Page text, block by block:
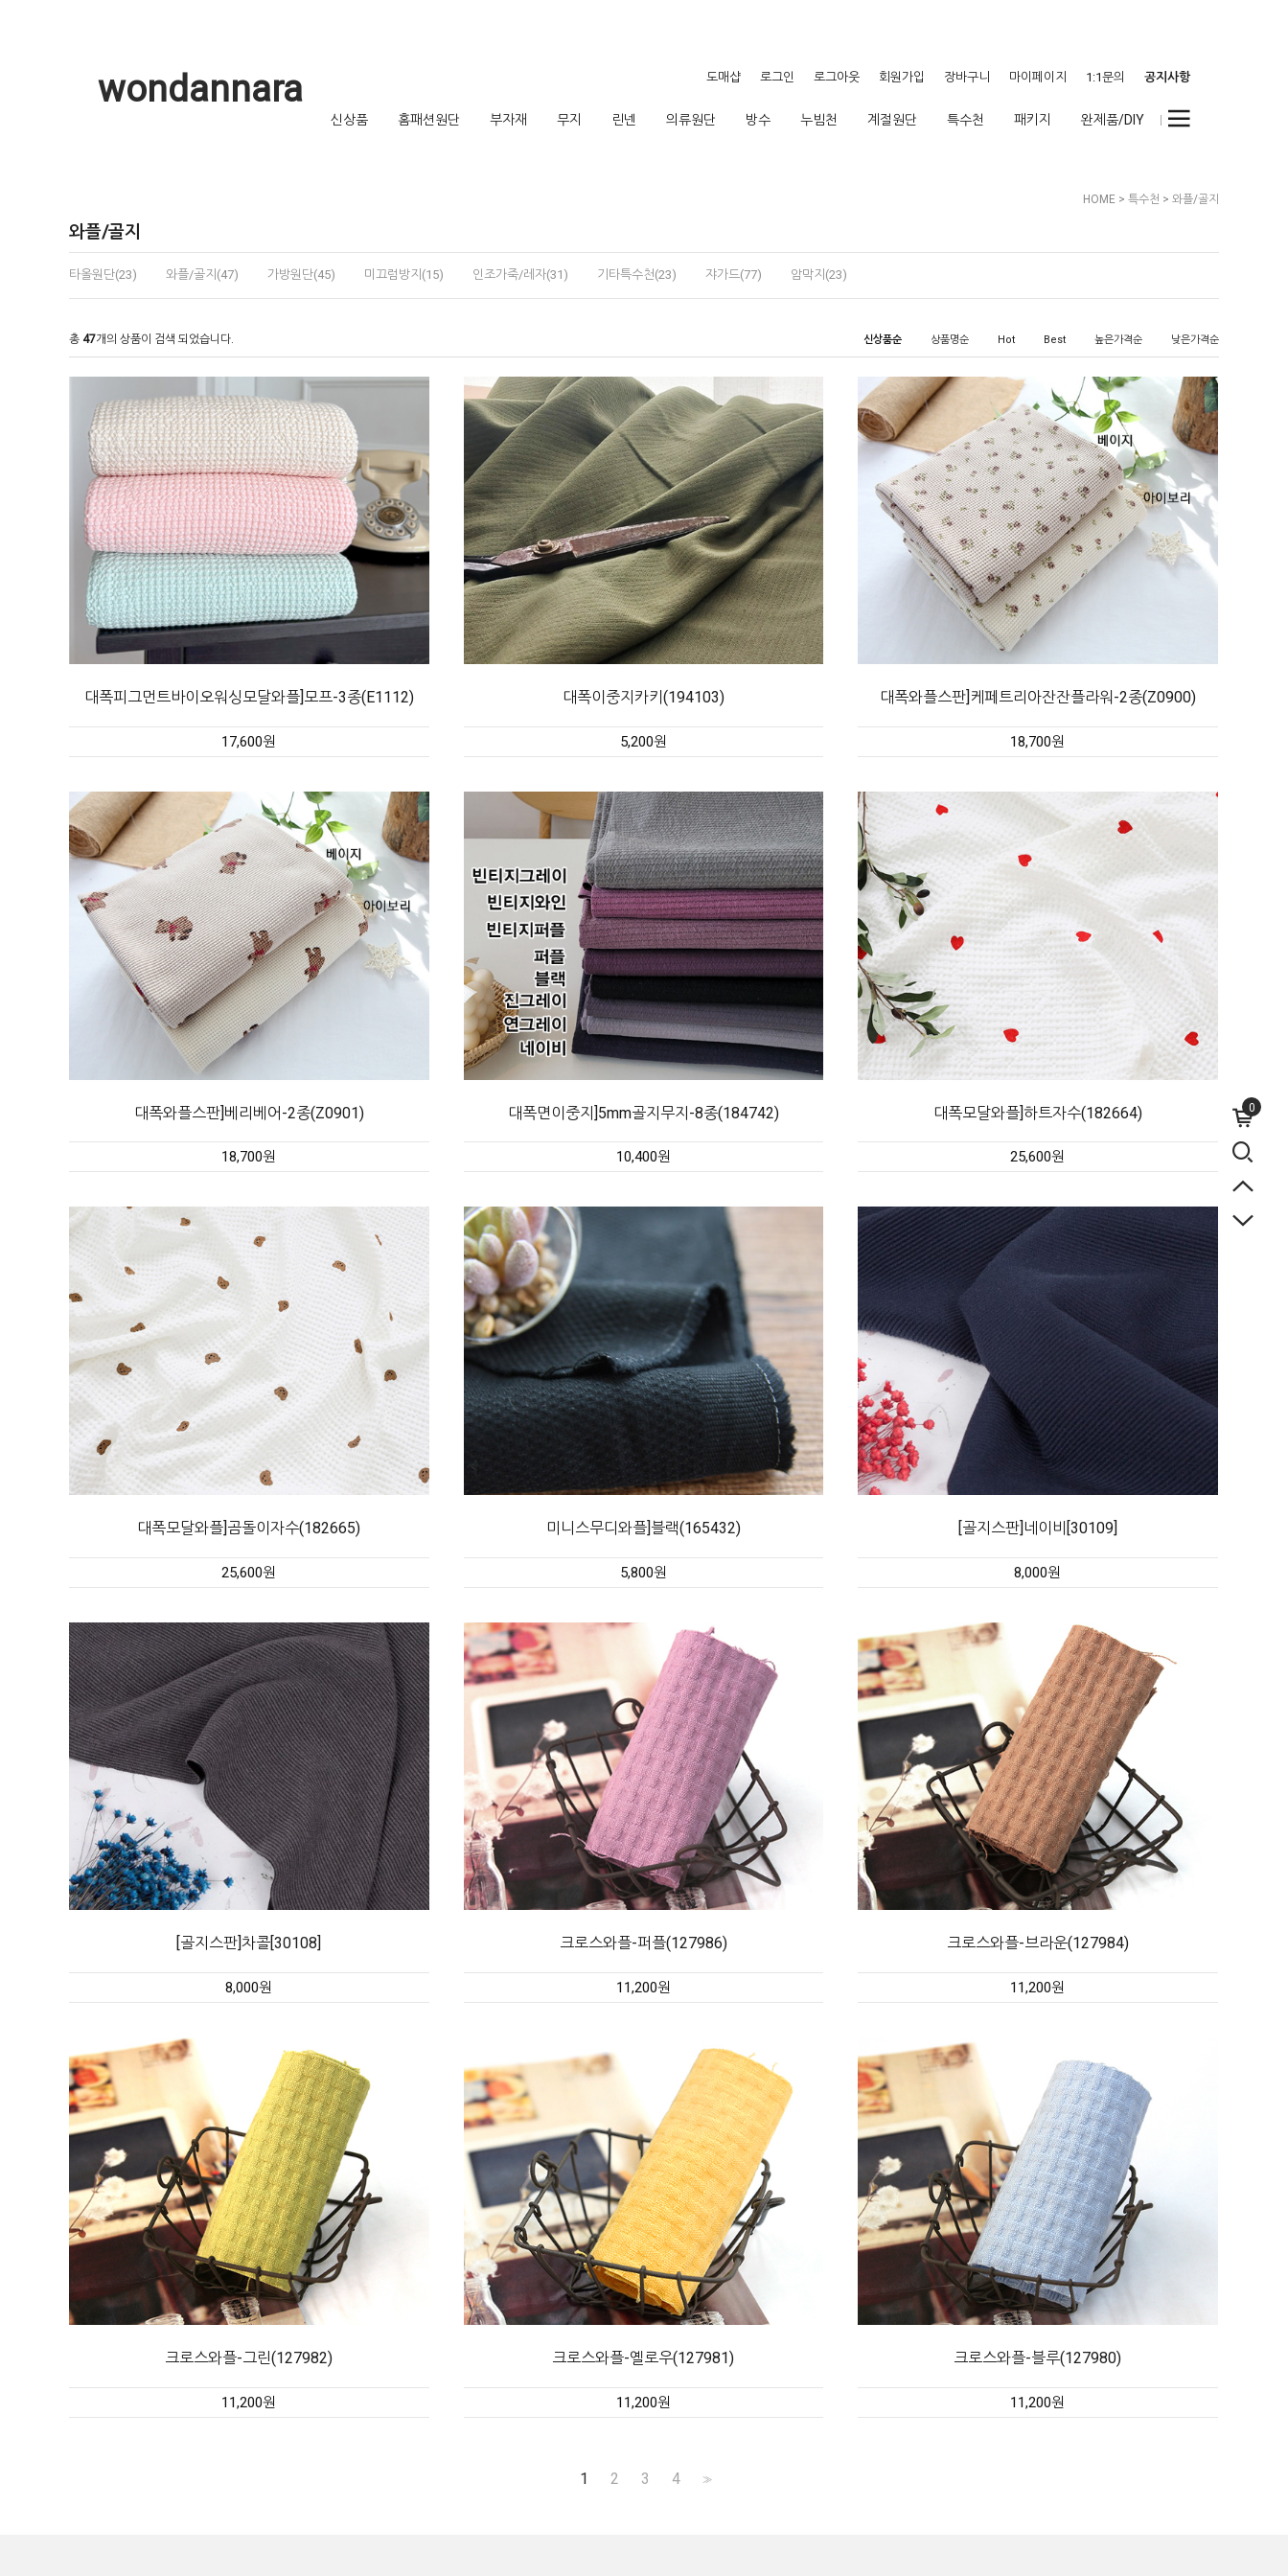
wondannara 도매샵 로그인 로그아웃 회원가입 장바구니 마이페이지 1:1문의 공지사항
신상품 홈패션원단 부자재 무지 린넨 의류원단 방수 누빔천 계절원단 특수천 패키지 완제품/DIY
0
HOME > 특수천 > 와플/골지
와플/골지
타올원단(23) 와플/골지(47) 가방원단(45) 미끄럼방지(15) 인조가죽/레자(31) 기타특수천(23) 쟈가드(77) 암막지(23)
총 47개의 상품이 검색 되었습니다. 신상품순 상품명순 Hot Best 높은가격순 낮은가격순
대폭피그먼트바이오워싱모달와플]모프-3종(E1112)
17,600원
대폭이중지카키(194103)
5,200원
대폭와플스판]케페트리아잔잔플라워-2종(Z0900)
18,700원
대폭와플스판]베리베어-2종(Z0901)
18,700원
대폭면이중지]5mm골지무지-8종(184742)
10,400원
대폭모달와플]하트자수(182664)
25,600원
대폭모달와플]곰돌이자수(182665)
25,600원
미니스무디와플]블랙(165432)
5,800원
[골지스판]네이비[30109]
8,000원
[골지스판]차콜[30108]
8,000원
크로스와플-퍼플(127986)
11,200원
크로스와플-브라운(127984)
11,200원
크로스와플-그린(127982)
11,200원
크로스와플-옐로우(127981)
11,200원
크로스와플-블루(127980)
11,200원
1 2 3 4 >>